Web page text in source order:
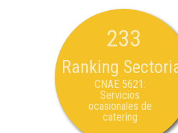
233
Ranking
CNAE 5621:
Servicios
ocasionales de
catering